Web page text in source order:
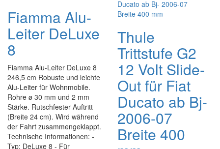
Fiamma Alu-
Leiter DeLuxe
8
Fiamma Alu-Leiter DeLuxe 8
246,5 cm Robuste und leichte
Alu-Leiter für Wohnmobile.
Rohre ø 30 mm und 2 mm
Stärke. Rutschfester Auftritt
(Breite 24 cm). Wird während
der Fahrt zusammengeklappt.
Technische Informationen: -
Typ: DeLuxe 8 - Für
Thule
Trittstufe G2
12 Volt Slide-
Out für Fiat
Ducato ab Bj-
2006-07
Breite 400